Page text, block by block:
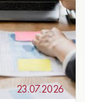
23.07.2026